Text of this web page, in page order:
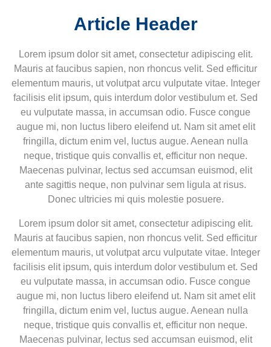
Article Header
Lorem ipsum dolor sit amet, consectetur adipiscing elit.
Mauris at faucibus sapien, non rhoncus velit. Sed efficitur
elementum mauris, ut volutpat arcu vulputate vitae. Integer
facilisis elit ipsum, quis interdum dolor vestibulum et. Sed
eu vulputate massa, in accumsan odio. Fusce congue
augue mi, non luctus libero eleifend ut. Nam sit amet elit
fringilla, dictum enim vel, luctus augue. Aenean nulla
neque, tristique quis convallis et, efficitur non neque.
Maecenas pulvinar, lectus sed accumsan euismod, elit
ante sagittis neque, non pulvinar sem ligula at risus.
Donec ultricies mi quis molestie posuere.
Lorem ipsum dolor sit amet, consectetur adipiscing elit.
Mauris at faucibus sapien, non rhoncus velit. Sed efficitur
elementum mauris, ut volutpat arcu vulputate vitae. Integer
facilisis elit ipsum, quis interdum dolor vestibulum et. Sed
eu vulputate massa, in accumsan odio. Fusce congue
augue mi, non luctus libero eleifend ut. Nam sit amet elit
fringilla, dictum enim vel, luctus augue. Aenean nulla
neque, tristique quis convallis et, efficitur non neque.
Maecenas pulvinar, lectus sed accumsan euismod, elit